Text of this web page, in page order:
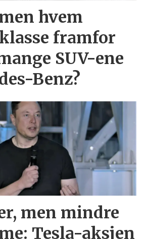
hvem
framfor
SUV-ene
Benz?
men mindre
Tesla-aksjen